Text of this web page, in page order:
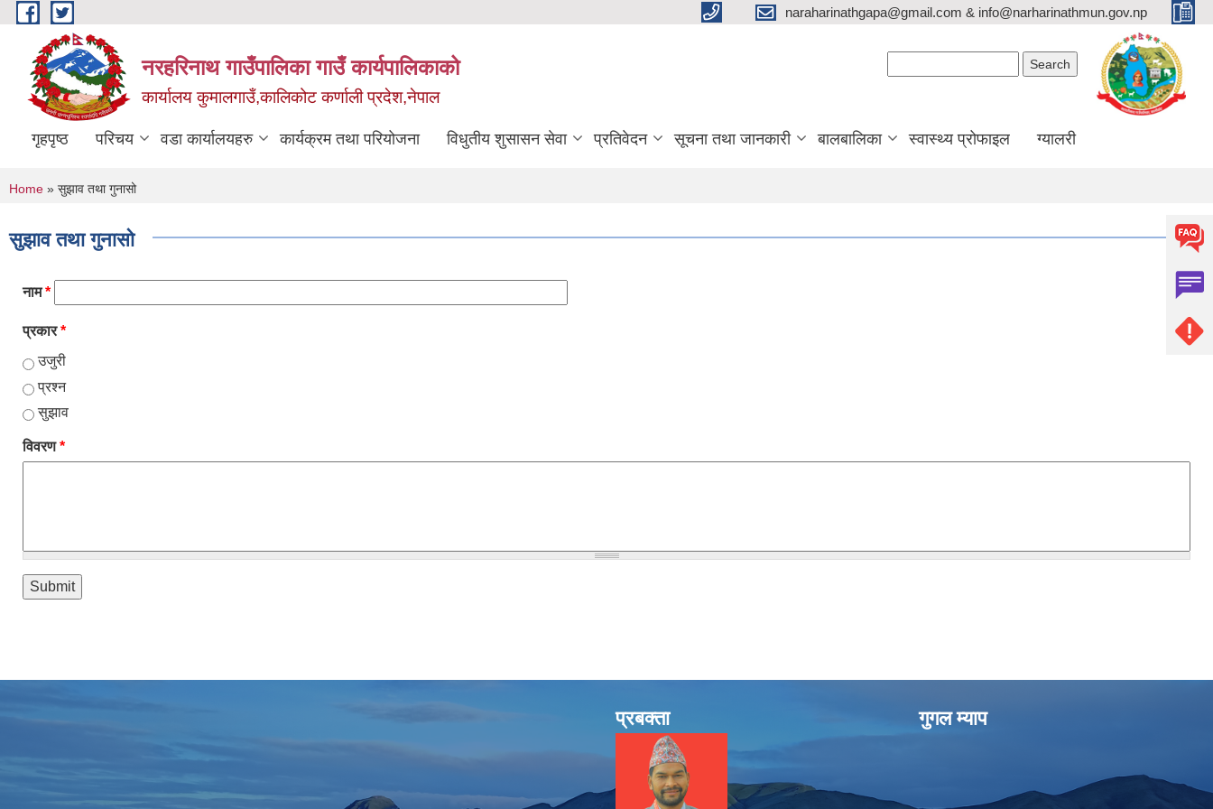
Skip to main content naraharinathgapa@gmail.com & info@narharinathmun.gov.np
नरहरिनाथ गाउँपालिका गाउँ कार्यपालिकाको
कार्यालय कुमालगाउँ,कालिकोट कर्णाली प्रदेश,नेपाल
गृहपृष्ठ परिचय वडा कार्यालयहरु कार्यक्रम तथा परियोजना विधुतीय शुसासन सेवा प्रतिवेदन सूचना तथा जानकारी बालबालिका स्वास्थ्य प्रोफाइल ग्यालरी
You are here
Home » सुझाव तथा गुनासो
सुझाव तथा गुनासो
नाम*
प्रकार*
उजुरी
प्रश्न
सुझाव
विवरण*
प्रबक्ता गुगल म्याप